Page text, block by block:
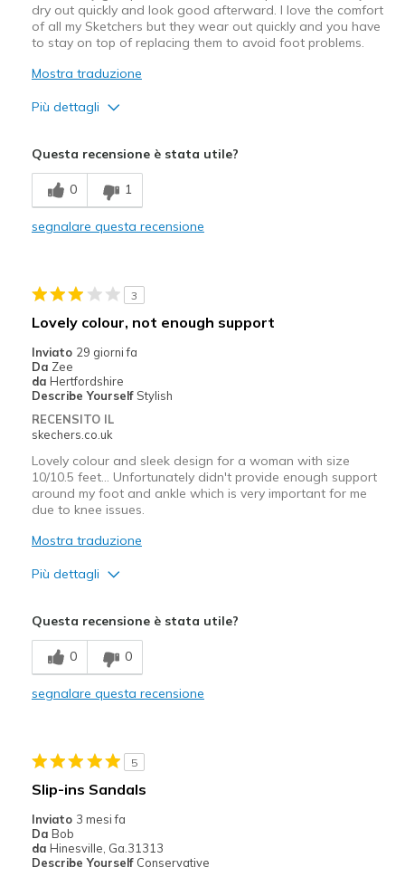
dry out quickly and look good afterward. I love the comfort
of all my Sketchers but they wear out quickly and you have
to stay on top of replacing them to avoid foot problems.
Mostra traduzione
Più dettagli
Comfortable
Questa recensione è stata utile?
0 1
segnalare questa recensione
3
Lovely colour, not enough support
Inviato 29 giorni fa
Da Zee
da Hertfordshire
Describe Yourself Stylish
RECENSITO IL
skechers.co.uk
Lovely colour and sleek design for a woman with size
10/10.5 feet... Unfortunately didn't provide enough support
around my foot and ankle which is very important for me
due to knee issues.
Mostra traduzione
Più dettagli
Stylish
Migliori Utilizzi:
Casual Wear
Going Out
Travel
Questa recensione è stata utile?
0 0
segnalare questa recensione
5
Slip-ins Sandals
Inviato 3 mesi fa
Da Bob
da Hinesville, Ga.31313
Describe Yourself Conservative